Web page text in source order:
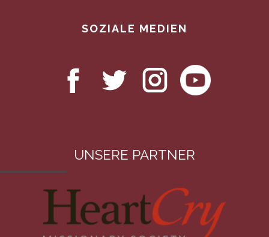
SOZIALE MEDIEN
UNSERE PARTNER